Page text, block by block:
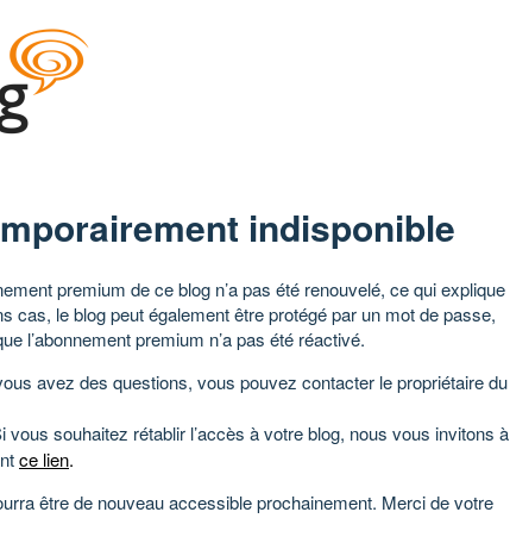
indisponible
premium de ce blog n’a pas été renouvelé, ce qui explique
cas, le blog peut également être protégé par un mot de passe,
l’abonnement premium n’a pas été réactivé.
avez des questions, vous pouvez contacter le propriétaire du
vous souhaitez rétablir l’accès à votre blog, nous vous invitons à
ce lien.
être de nouveau accessible prochainement. Merci de votre